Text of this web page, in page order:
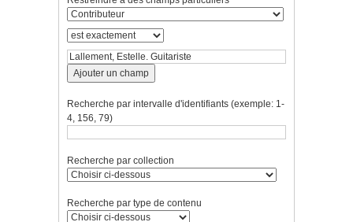
Ajouter un champ
Recherche par intervalle d'identifiants (exemple: 1-
4, 156, 79)
Recherche par collection
Recherche par type de contenu